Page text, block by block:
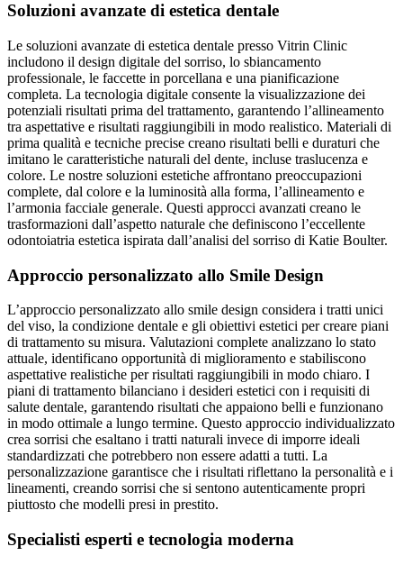
Soluzioni avanzate di estetica dentale
Le soluzioni avanzate di estetica dentale presso Vitrin Clinic
includono il design digitale del sorriso, lo sbiancamento
professionale, le faccette in porcellana e una pianificazione
completa. La tecnologia digitale consente la visualizzazione dei
potenziali risultati prima del trattamento, garantendo l’allineamento
tra aspettative e risultati raggiungibili in modo realistico. Materiali di
prima qualità e tecniche precise creano risultati belli e duraturi che
imitano le caratteristiche naturali del dente, incluse traslucenza e
colore. Le nostre soluzioni estetiche affrontano preoccupazioni
complete, dal colore e la luminosità alla forma, l’allineamento e
l’armonia facciale generale. Questi approcci avanzati creano le
trasformazioni dall’aspetto naturale che definiscono l’eccellente
odontoiatria estetica ispirata dall’analisi del sorriso di Katie Boulter.
Approccio personalizzato allo Smile Design
L’approccio personalizzato allo smile design considera i tratti unici
del viso, la condizione dentale e gli obiettivi estetici per creare piani
di trattamento su misura. Valutazioni complete analizzano lo stato
attuale, identificano opportunità di miglioramento e stabiliscono
aspettative realistiche per risultati raggiungibili in modo chiaro. I
piani di trattamento bilanciano i desideri estetici con i requisiti di
salute dentale, garantendo risultati che appaiono belli e funzionano
in modo ottimale a lungo termine. Questo approccio individualizzato
crea sorrisi che esaltano i tratti naturali invece di imporre ideali
standardizzati che potrebbero non essere adatti a tutti. La
personalizzazione garantisce che i risultati riflettano la personalità e i
lineamenti, creando sorrisi che si sentono autenticamente propri
piuttosto che modelli presi in prestito.
Specialisti esperti e tecnologia moderna